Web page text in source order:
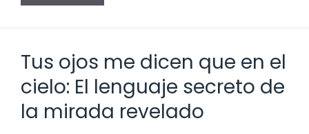
Tus ojos me dicen que en el
cielo: El lenguaje secreto de
la mirada revelado